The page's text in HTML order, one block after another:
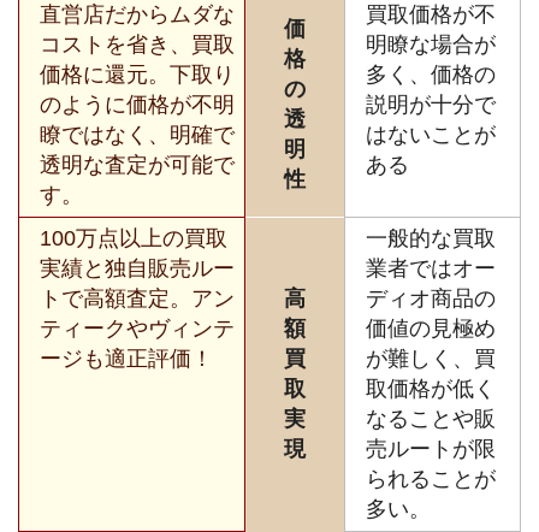
直営店だからムダな
コストを省き、買取
価格に還元。下取り
のように価格が不明
瞭ではなく、明確で
透明な査定が可能で
す。
価
格
の
透
明
性
買取価格が不
明瞭な場合が
多く、価格の
説明が十分で
はないことが
ある
100万点以上の買取
実績と独自販売ルー
トで高額査定。アン
ティークやヴィンテ
ージも適正評価！
高
額
買
取
実
現
一般的な買取
業者ではオー
ディオ商品の
価値の見極め
が難しく、買
取価格が低く
なることや販
売ルートが限
られることが
多い。